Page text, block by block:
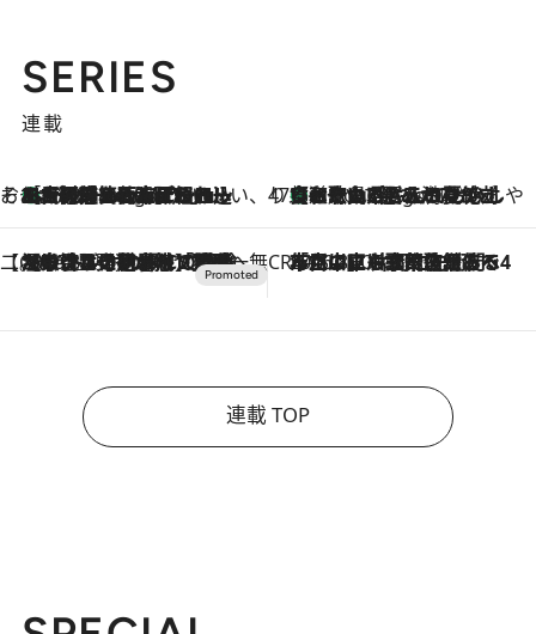
SERIES
連載
そおだよおこの関西おいしい、おやつ紀行7 Hours Ago
［大阪府箕面市］一皿一皿目の前で仕上げられる、料理を巧みに組み込んだアシェットデセールコース「ミチル アシェット デセール（Michiru assiette dessert）」 47都道府県の手みやげ ひんやりスイーツで夏を満喫
7 Hours Ago
【和歌山県】この夏絶対食べたい 冷やしておいしいおやつ3選 みかんがごろっと丸ごと入ったジュレ
【CREA×星野リゾート】唯一無二。癒しと発見が待つ場所へ
2026.8.7
【トンボの足水浴】ヒノキの香りに包まれて涼感マックス！約13℃の湧水かけ流しを避暑地「星野温泉 トンボの湯」で体験 CREA'S CHOICE
2026.8.7
「立川にも歌舞伎があるんだよ」 片岡仁左衛門・市川中車ら豪華座組みで4年目の立川立飛歌舞伎へ
連載 TOP